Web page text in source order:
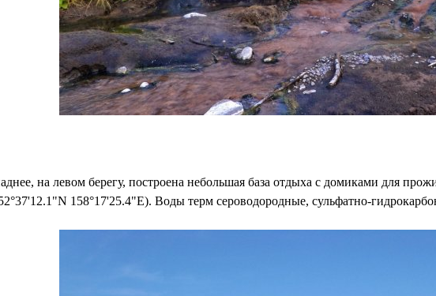
на левом берегу, построена небольшая база отдыха с домиками для
158°17'25.4"E). Воды терм сероводородные, сульфатно-